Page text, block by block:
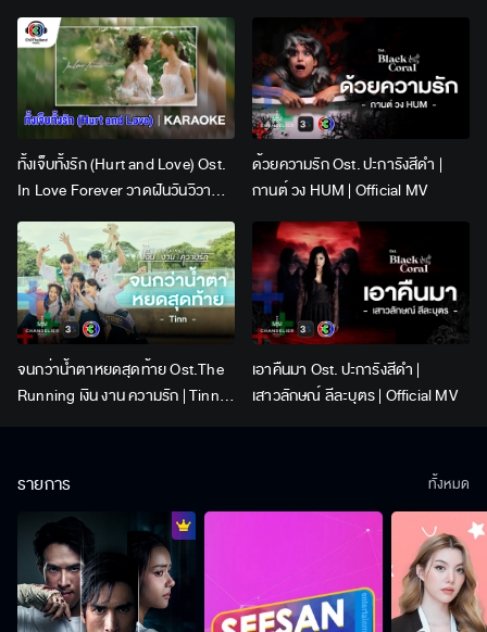
ทั้งเจ็บทั้งรัก (Hurt and Love) Ost.
In Love Forever วาดฝันวันวิวาห์ |
Lingling Kwong x Orm
Kornnaphat | Official Karaoke
ด้วยความรัก Ost. ปะการังสีดำ |
กานต์ วง HUM | Official MV
จนกว่าน้ำตาหยดสุดท้าย Ost.The
Running เงิน งาน ความรัก | Tinn |
เอาคืนมา Ost. ปะการังสีดำ |
เสาวลักษณ์ ลีละบุตร | Official MV
รายการ ทั้งหมด